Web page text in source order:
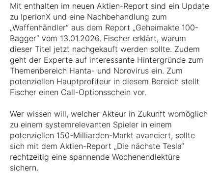
Mit enthalten im neuen Aktien-Report sind ein Update
zu IperionX und eine Nachbehandlung zum
„Waffenhändler“ aus dem Report „Geheimakte 100-
Bagger“ vom 13.01.2026. Fischer erklärt, warum
dieser Titel jetzt nachgekauft werden sollte. Zudem
geht der Experte auf interessante Hintergründe zum
Themenbereich Hanta- und Norovirus ein. Zum
potenziellen Hauptprofiteur in diesem Bereich stellt
Fischer einen Call-Optionsschein vor.
Wer wissen will, welcher Akteur in Zukunft womöglich
zu einem systemrelevanten Spieler in einem
potenziellen 150-Milliarden-Markt avanciert, sollte
sich mit dem Aktien-Report „Die nächste Tesla“
rechtzeitig eine spannende Wochenendlektüre
sichern.